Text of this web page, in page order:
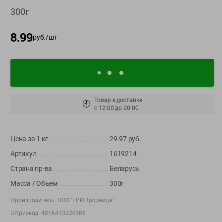
О сервисе
Настройки файлов cookie
доставкой и бонусной картой
AppGallery
выходной
300г
8.99руб./шт
🕘 Товар к доставке
с 12:00 до20:00
Цена за 1 кг 29.97руб.
Артикул
1619214
Страна пр-ва
Беларусь
Масса / Объем
300г
Производитель: ООО "ГРИНрозница"
Штрихкод:4816413224386